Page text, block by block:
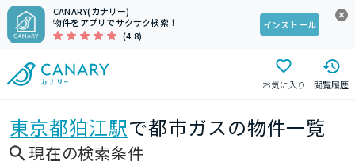
CANARY(カナリー)
物件をアプリでサクサク検索！
(4.8)
インストール
お気に入り 閲覧履歴
東京都狛江駅で都市ガスの物件一覧
現在の検索条件